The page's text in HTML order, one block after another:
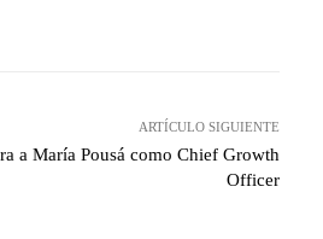
ARTÍCULO SIGUIENTE
a María Pousá como Chief Growth
Officer